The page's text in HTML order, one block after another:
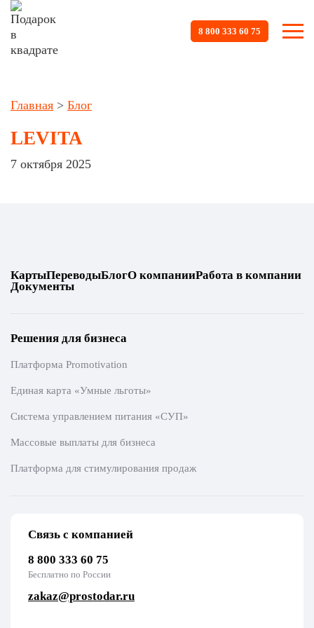
8 800 333 60 75
Главная > Блог
LEVITA
7 октября 2025
КартыПереводыБлогО компанииРабота в компании
Документы
Решения для бизнеса
Платформа Promotivation
Единая карта «Умные льготы»
Система управлением питания «СУП»
Массовые выплаты для бизнеса
Платформа для стимулирования продаж
Связь с компанией
8 800 333 60 75
Бесплатно по России
zakaz@prostodar.ru